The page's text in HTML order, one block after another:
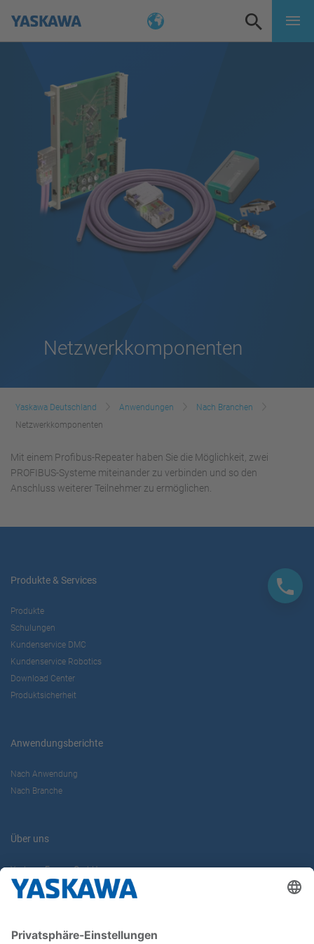
Netzwerkkomponenten
Yaskawa Deutschland Anwendungen
Nach Branchen
Netzwerkkomponenten
Mit einem Profibus-Repeater haben Sie die Möglichkeit, zwei
PROFIBUS-Systeme miteinander zu verbinden und so den
Anschluss weiterer Teilnehmer zu ermöglichen.
Produkte & Services
Produkte
Schulungen
Kundenservice DMC
Kundenservice Robotics
Download Center
Produktsicherheit
Anwendungsberichte
Nach Anwendung
Nach Branche
Über uns
Yaskawa Europe GmbH
Karriere
Newsletter